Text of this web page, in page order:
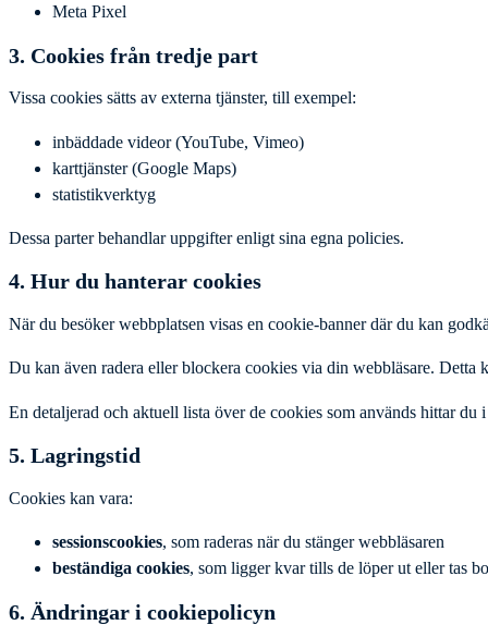
Meta Pixel
3. Cookies från tredje part
Vissa cookies sätts av externa tjänster, till exempel:
inbäddade videor (YouTube, Vimeo)
karttjänster (Google Maps)
statistikverktyg
Dessa parter behandlar uppgifter enligt sina egna policies.
4. Hur du hanterar cookies
När du besöker webbplatsen visas en cookie-banner där du kan
Du kan även radera eller blockera cookies via din webbläsare. Detta
En detaljerad och aktuell lista över de cookies som används hittar du
5. Lagringstid
Cookies kan vara:
sessionscookies, som raderas när du stänger webbläsaren
beständiga cookies, som ligger kvar tills de löper ut eller tas
6. Ändringar i cookiepolicyn